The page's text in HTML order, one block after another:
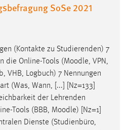
SoSe 2021
(Kontakte zu Studierenden) 7
die Online-Tools (Moodle, VPN,
VHB, Logbuch) 7 Nennungen
(Was, Wann, [...] [Nz=133]
der Lehrenden
Tools (BBB, Moodle) [Nz=1]
Dienste (Studienbüro,